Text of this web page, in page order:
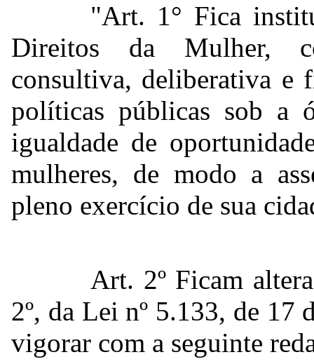
"Art. 1° Fica
Direitos da Mulher,
consultiva, deliberativa e
políticas públicas sob a
igualdade de
mulheres, de modo a
pleno exercício de sua
Art. 2º Ficam
2º, da Lei nº 5.133, de 17
vigorar com a seguinte